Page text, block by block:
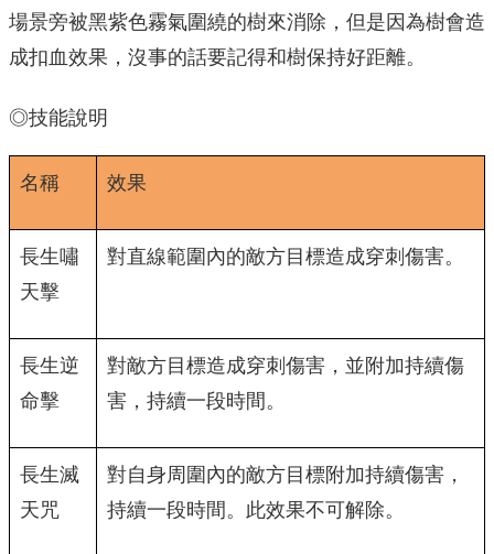
場景旁被黑紫色霧氣圍繞的樹來消除，但是因為樹會造
成扣血效果，沒事的話要記得和樹保持好距離。
◎技能說明
名稱 效果
長生嘯
天擊
對直線範圍內的敵方目標造成穿刺傷害。
長生逆
命擊
對敵方目標造成穿刺傷害，並附加持續傷
害，持續一段時間。
長生滅
天咒
對自身周圍內的敵方目標附加持續傷害，
持續一段時間。此效果不可解除。